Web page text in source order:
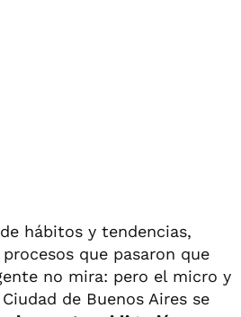
hábitos y tendencias,
procesos que pasaron que
no mira: pero el micro y
de Buenos Aires se